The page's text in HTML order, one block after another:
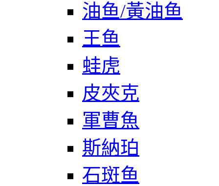
油鱼/黃油鱼
王鱼
蛙虎
皮夾克
軍曹魚
斯納珀
石斑鱼